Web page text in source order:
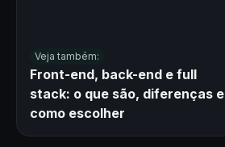
Veja também:
Front-end, back-end e full
stack: o que são, diferenças e
como escolher